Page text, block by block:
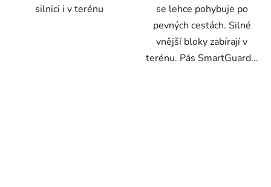
silnici i v terénu
se lehce pohybuje po
pevných cestách. Silné
vnější bloky zabírají v
terénu. Pás SmartGuard...